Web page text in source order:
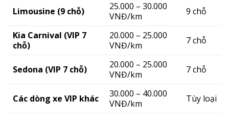
Limousine (9 chỗ)
25.000 – 30.000
VNĐ/km
9 chỗ
Kia Carnival (VIP 7
chỗ)
20.000 – 25.000
VNĐ/km
7 chỗ
Sedona (VIP 7 chỗ)
20.000 – 25.000
VNĐ/km
7 chỗ
Các dòng xe VIP khác
30.000 – 40.000
VNĐ/km
Tùy loại